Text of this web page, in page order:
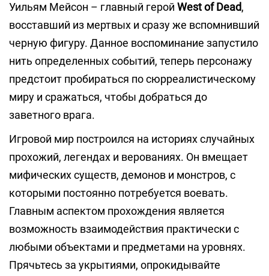
Уильям Мейсон – главный герой West of Dead,
восставший из мертвых и сразу же вспомнивший
черную фигуру. Данное воспоминание запустило
нить определенных событий, теперь персонажу
предстоит пробираться по сюрреалистическому
миру и сражаться, чтобы добраться до
заветного врага.
Игровой мир построился на историях случайных
прохожий, легендах и верованиях. Он вмещает
мифических существ, демонов и монстров, с
которыми постоянно потребуется воевать.
Главным аспектом прохождения является
возможность взаимодействия практически с
любыми объектами и предметами на уровнях.
Прячьтесь за укрытиями, опрокидывайте